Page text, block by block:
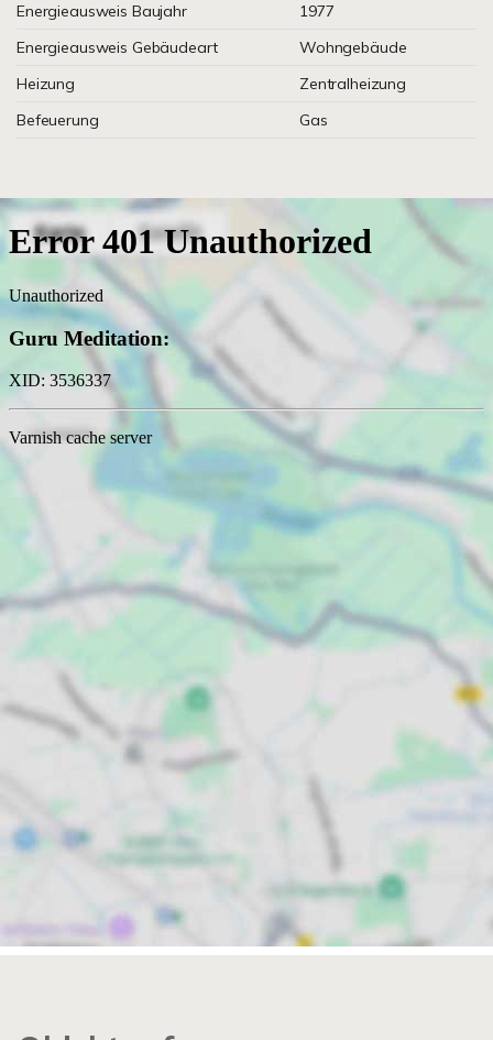
Energieausweis Baujahr
1977
Energieausweis Gebäudeart
Wohngebäude
Heizung
Zentralheizung
Befeuerung
Gas